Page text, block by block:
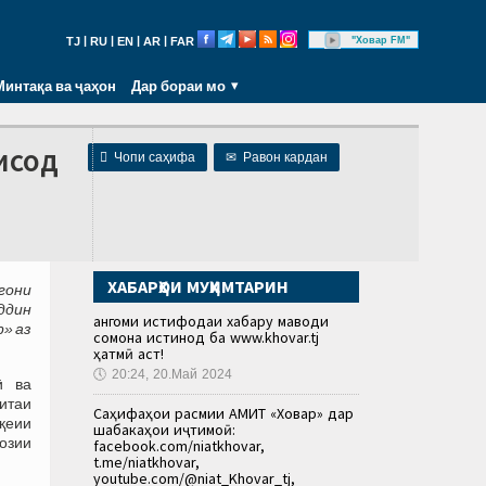
TJ RU EN AR FAR "Ховар FM"
ва ҷаҳон Дар бораи мо
 Чопи саҳифа ✉ Равон кардан
аз
ва
ХАБАРҲОИ МУҲИМТАРИН
Ҳангоми истифодаи хабару маводи
сомона истинод ба www.khovar.tj
ҳатмӣ аст!
🕔 20:24, 20.Май 2024
Саҳифаҳои расмии АМИТ «Ховар» дар
шабакаҳои иҷтимоӣ:
facebook.com/niatkhovar,
t.me/niatkhovar,
youtube.com/@niat_Khovar_tj,